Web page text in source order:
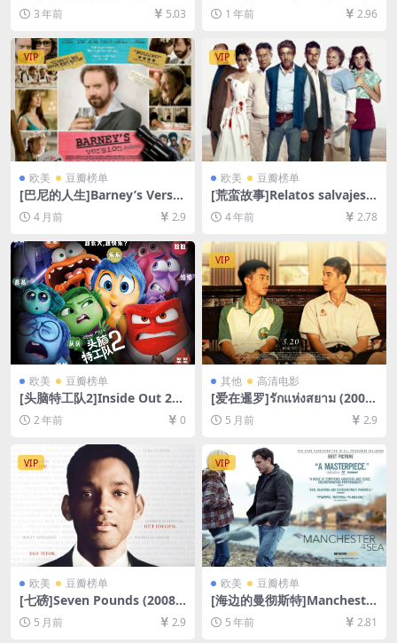
meless Season 3 (2013)[百
度网盘+夸克网盘1080P超清
未删减资源][网盘在线播放/下
载][MP4/41GB][中英字幕]
3 年前 5.03
[百度网盘+夸克网盘1080P超
清未删减资源][网盘在线播放/
1 年前 2.96
VIP
欧美 豆瓣榜单
[巴尼的人生]Barney’s Versio
n (2010)[百度网盘+夸克网盘1
080P超清未删减资源][网盘在
线播放/下载][MP4/9GB][中英
字幕]
4 月前 2.9
VIP
欧美 豆瓣榜单
[荒蛮故事]Relatos salvajes
(2014)[百度网盘+夸克网盘
+迅雷云盘资源1080P超清未
删减][MP4/8.5GB][中英字幕]
4 年前 2.78
欧美 豆瓣榜单
[头脑特工队2]Inside Out 2
(2024)[百度网盘+夸克网盘10
80P超清未删减资源][网盘在
英字幕]
2 年前 0
VIP
其他 高清电影
[爱在暹罗]รักแห่งสยาม (2007)
[百度网盘+夸克网盘1080P超
清未删减资源][网盘在线播放/
5 月前 2.9
VIP
欧美 豆瓣榜单
[七磅]Seven Pounds (2008)
[百度网盘+夸克网盘1080P超
清未删减资源][网盘在线播放/
5 月前 2.9
VIP
欧美 豆瓣榜单
[海边的曼彻斯特]Mancheste
r by the Sea (2016)[百度网
盘+迅雷云盘资源1080P超清
5 年前 2.81